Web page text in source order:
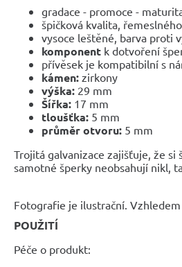
gradace - promoce -
špičková kvalita,
vysoce leštěné, barva proti
komponent k dotvoření
přívěsek je kompatibilní s
kámen: zirkony
výška: 29 mm
Šířka: 17 mm
tloušťka: 5 mm
průměr otvoru: 5 mm
Trojitá galvanizace zajišťuje, že si
samotné šperky neobsahují nikl,
Fotografie je ilustrační.
POUŽITÍ
Péče o produkt: